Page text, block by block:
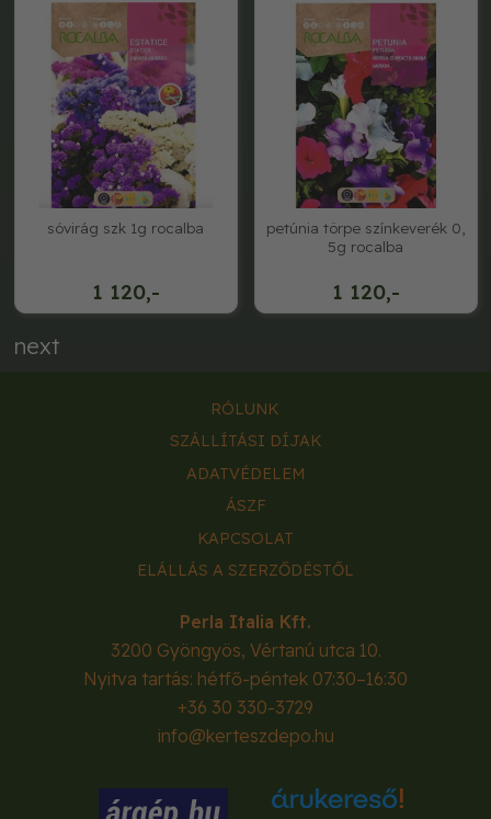
1 120,-
sóvirág szk 1g rocalba
1 120,-
petúnia törpe színkeverék 0,
5g rocalba
next
RÓLUNK
SZÁLLÍTÁSI DÍJAK
ADATVÉDELEM
ÁSZF
KAPCSOLAT
ELÁLLÁS A SZERZŐDÉSTŐL
Perla Italia Kft.
3200 Gyöngyös, Vértanú utca 10.
Nyitva tartás: hétfő-péntek 07:30–16:30
+36 30 330-3729
info@kerteszdepo.hu